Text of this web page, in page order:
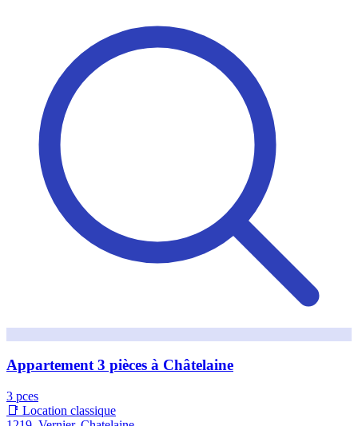
Appartement 3 pièces à Châtelaine
3 pces
📑 Location classique